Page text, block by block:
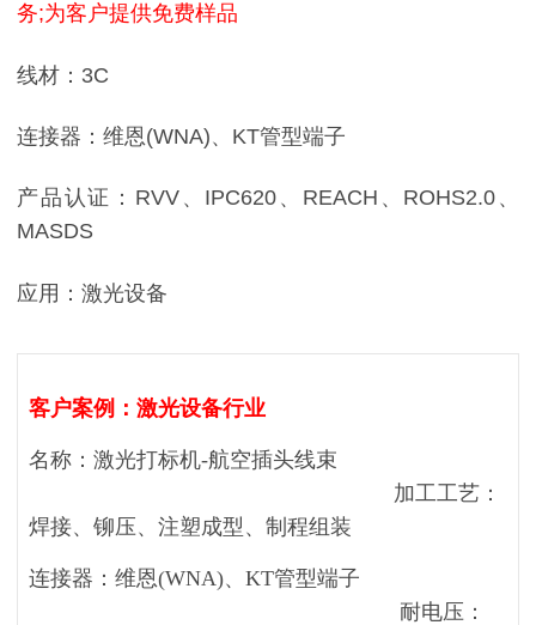
务;为客户提供免费样品
线材：3C
连接器：维恩(WNA)、KT管型端子
产品认证：RVV、IPC620、REACH、ROHS2.0、
MASDS
应用：激光设备
客户案例：激光设备行业
名称：激光打标机-航空插头线束
加工工艺：
焊接、铆压、注塑成型、制程组装
连接器： 维恩(WNA)、KT管型端子
耐电压：